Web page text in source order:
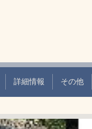
詳細情報 その他